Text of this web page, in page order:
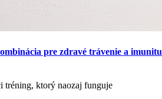
pre zdravé trávenie a imunitu